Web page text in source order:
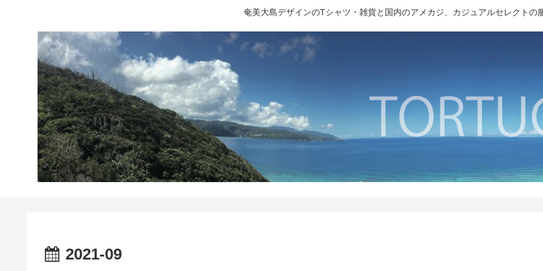
奄美大島デザインのTシャツ・雑貨と国内のアメカジ、カジュアルセレクトの
2021-09